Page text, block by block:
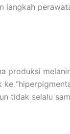
langkah
produksi
tidak selalu